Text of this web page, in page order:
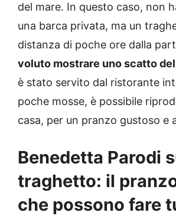
del mare. In questo caso, non
una barca privata, ma un
distanza di poche ore dalla
voluto mostrare uno scatto
è stato servito dal ristorante
poche mosse, è possibile
casa, per un pranzo gustoso e
Benedetta Parodi
traghetto: il
che possono fare